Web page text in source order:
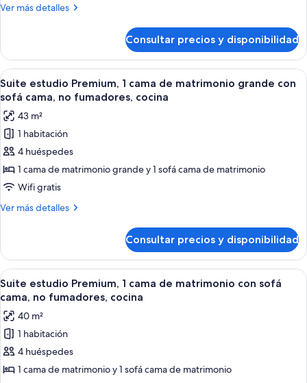
habitaciones,
cocina
Ver más detalles
Más
Premium,
habitaciones,
no
cocina
Consultar precios y disponibilidad
Abrir
todas
las
fotos
de
Suite
estudio
Premium,
1
matrimonio
grande
con
sofá
cama,
no
fumadores,
cocina
Un dormitorio moderno con una
4
Suite estudio Premium, 1 cama de matrimonio grande con
sofá cama, no fumadores, cocina
43 m²
1 habitación
4 huéspedes
1 cama de matrimonio grande y 1 sofá cama de matrimonio
Wifi gratis
Ver más detalles
Más
estudio
Premium,
1
cama
matrimonio
grande
con
sofá
cama,
Consultar precios y disponibilidad
Abrir
todas
las
fotos
de
Suite
estudio
Un dormitorio moderno con una
4
Suite estudio Premium, 1 cama de matrimonio con sofá
cama, no fumadores, cocina
40 m²
1 habitación
4 huéspedes
1 cama de matrimonio y 1 sofá cama de matrimonio